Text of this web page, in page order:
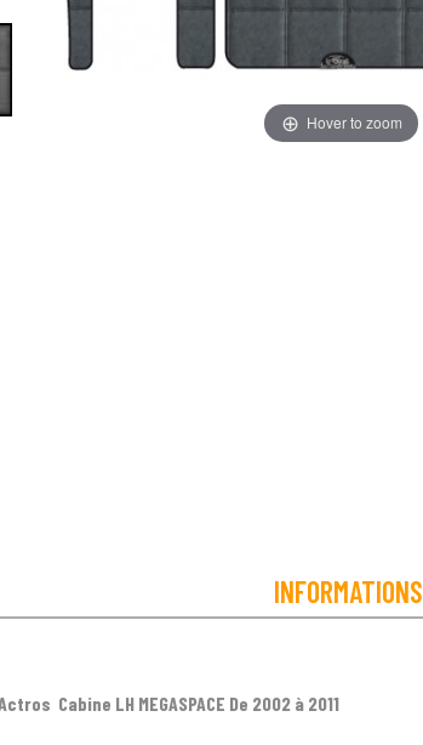
Hover to zoom
INFORMATIONS
Cabine LH MEGASPACE De 2002 à 2011